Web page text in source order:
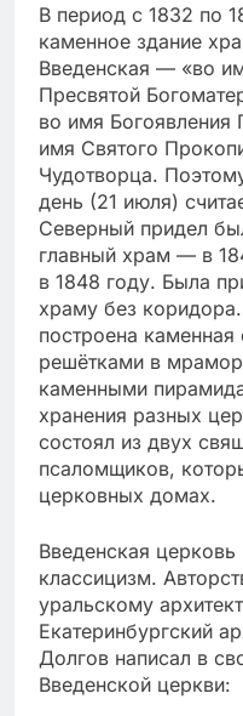
В период с 1832 по
каменное здание
Введенская — «во
Пресвятой
во имя
имя Святого
Чудотворца.
день (21 июля)
Северный придел
главный храм — в
в 1848 году. Была
храму без
построена
решётками в
каменными
хранения разных
состоял из двух
псаломщиков,
церковных домах.
Введенская церковь
классицизм.
уральскому
Екатеринбургский
Долгов написал в
Введенской церкви: